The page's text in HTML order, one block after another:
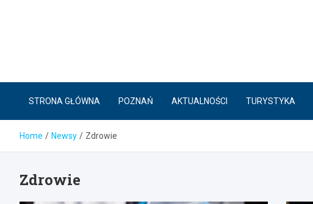
STRONA GŁÓWNA POZNAŃ AKTUALNOŚCI TURYSTYKA
Home Newsy Zdrowie
Zdrowie